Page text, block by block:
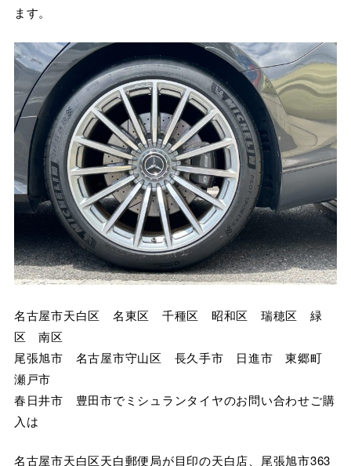
ます。
名古屋市天白区 名東区 千種区 昭和区 瑞穂区 緑
区 南区
尾張旭市 名古屋市守山区 長久手市 日進市 東郷町
瀬戸市
春日井市 豊田市でミシュランタイヤのお問い合わせご購
入は
名古屋市天白区天白郵便局が目印の天白店、尾張旭市363